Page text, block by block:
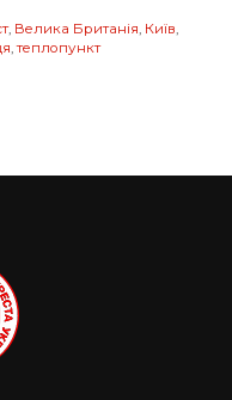
, Велика Британія, Київ,
,теплопункт